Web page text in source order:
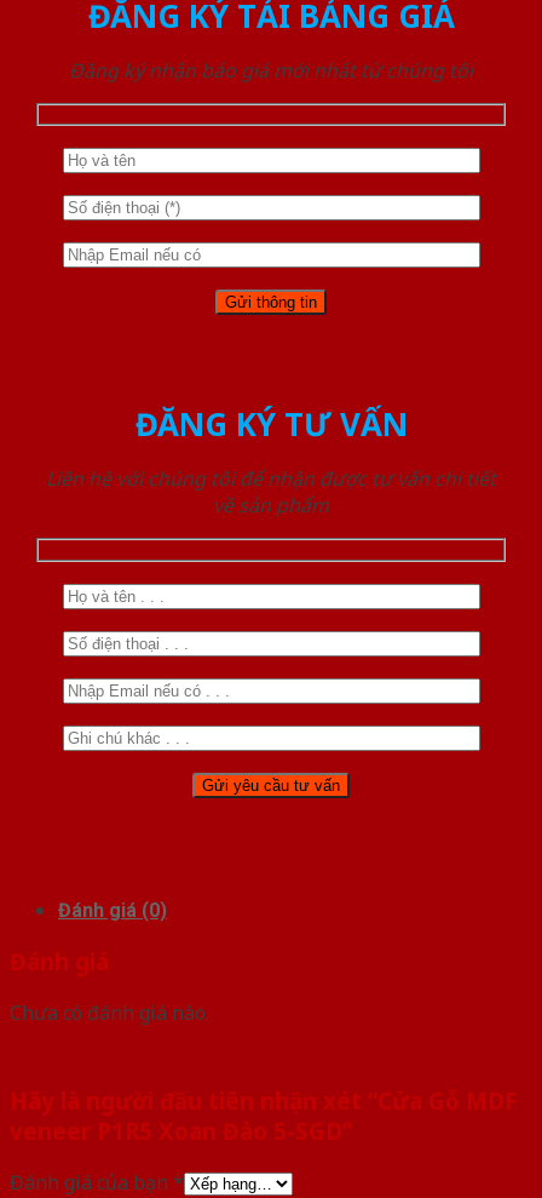
ĐĂNG KÝ TẢI BẢNG GIÁ
Đăng ký nhận báo giá mới nhất từ chúng tôi
ĐĂNG KÝ TƯ VẤN
Liên hệ với chúng tôi để nhận được tư vấn chi tiết
về sản phẩm
Đánh giá (0)
Đánh giá
Chưa có đánh giá nào.
Hãy là người đầu tiên nhận xét “Cửa Gỗ MDF
veneer P1R5 Xoan Đào 5-SGD”
Đánh giá của bạn *